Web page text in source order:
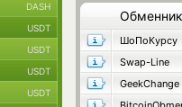
Обменник
ШоПоКурсу
Swap-Line
GeekChange
DASH
USDT
USDT
USDT
USDT